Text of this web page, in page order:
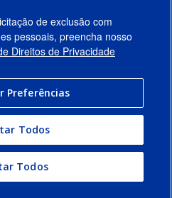
de Uso
de exclusão com
pessoais, preencha nosso
Direitos de Privacidade
Preferências
Todos
Todos